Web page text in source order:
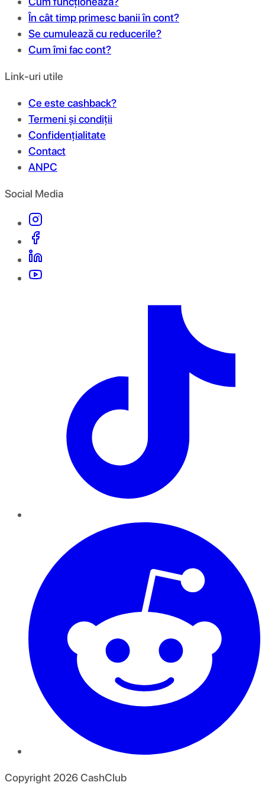
În cât timp primesc banii în cont?
Se cumulează cu reducerile?
Cum îmi fac cont?
Link-uri utile
Ce este cashback?
Termeni și condiții
Confidențialitate
Contact
ANPC
Social Media
Copyright 2026CashClub